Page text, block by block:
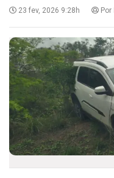
23 fev, 2026 9:28h Por